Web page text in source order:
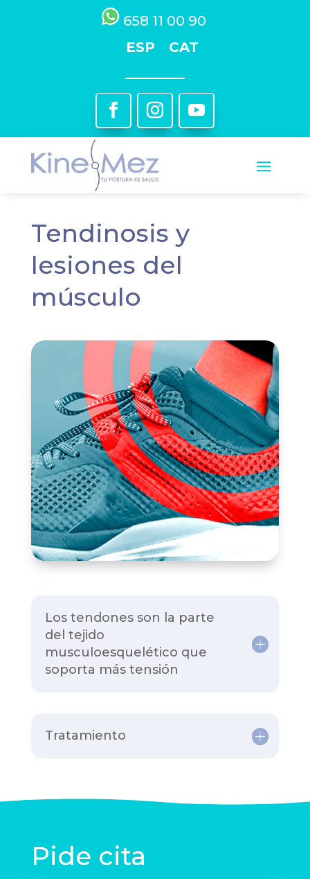
658 11 00 90
ESP
CAT
Tendinosis y
lesiones del
músculo
Los tendones son la parte
del tejido
musculoesquelético que
soporta más tensión
Tratamiento
Pide cita